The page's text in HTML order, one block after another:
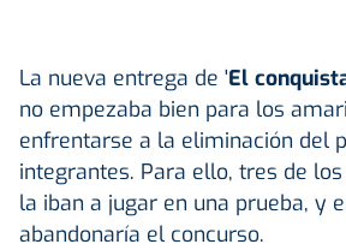
La nueva entrega de 'El
no empezaba bien para los
enfrentarse a la eliminación del
integrantes. Para ello, tres de
la iban a jugar en una prueba, y
abandonaría el concurso.